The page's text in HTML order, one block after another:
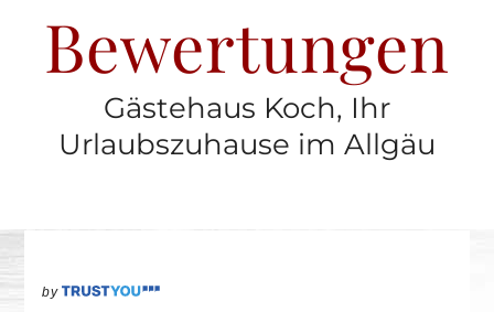
Bewertungen
Gästehaus Koch, Ihr
Urlaubszuhause im Allgäu